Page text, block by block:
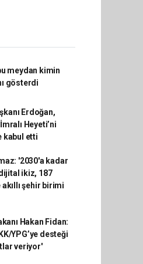
meydan kimin
gösterdi
Erdoğan,
Heyeti’ni
kabul etti
'2030'a kadar
ikiz, 187
şehir birimi
Hakan Fidan:
YPG’ye desteği
veriyor'